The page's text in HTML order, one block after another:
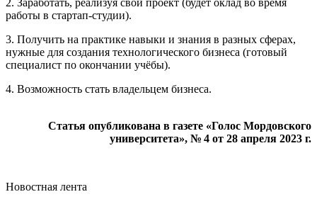
2. Заработать, реализуя свой проект (будет оклад во время
работы в стартап-студии).
3. Получить на практике навыки и знания в разных сферах,
нужные для создания технологического бизнеса (готовый
специалист по окончании учёбы).
4. Возможность стать владельцем бизнеса.
Статья опубликована в газете «Голос Мордовского
университета», № 4 от 28 апреля 2023 г.
Новостная лента